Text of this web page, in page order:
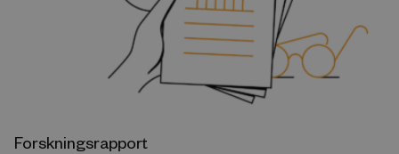
Forskningsrapport